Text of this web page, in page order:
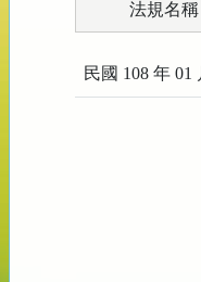
法規名稱
民國 108 年 01